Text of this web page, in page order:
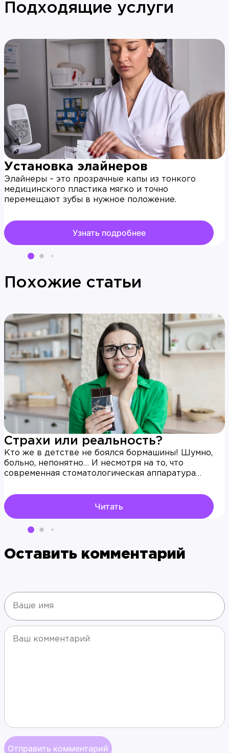
Подходящие услуги
Установка элайнеров
Элайнеры – это прозрачные капы из тонкого
медицинского пластика мягко и точно
перемещают зубы в нужное положение.
Узнать подробнее
Похожие статьи
Страхи или реальность?
Кто же в детстве не боялся бормашины! Шумно,
больно, непонятно… И несмотря на то, что
современная стоматологическая аппаратура
до сих пор существует. Причем одолевает он не
только детей, но и многих взрослых. Как с ним
справляться? Да и надо ли?
Читать
Оставить комментарий